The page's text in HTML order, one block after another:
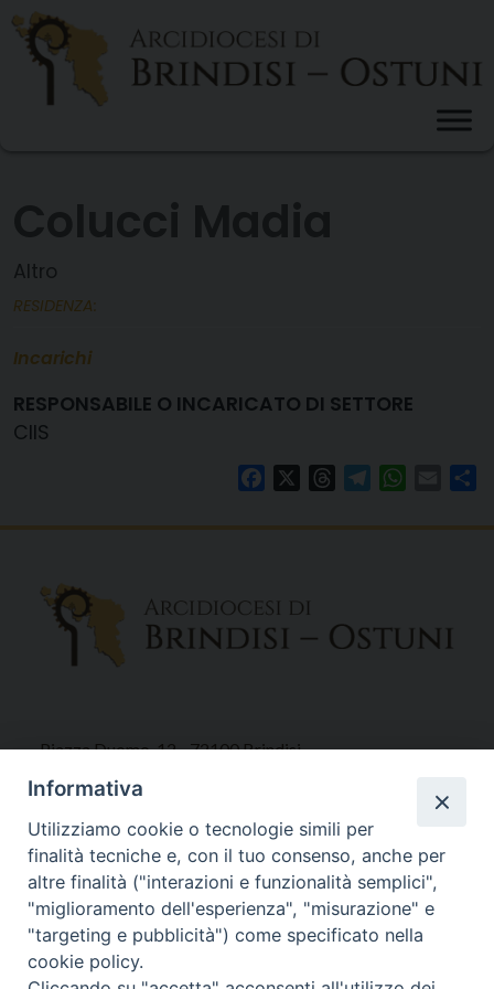
Skip
content
Altro
RESIDENZA:
Incarichi
RESPONSABILE O INCARICATO DI SETTORE
CIIS
FacebookThreadsTelegram Email
Piazza Duomo, 12 - 72100 Brindisi
Tel 0831.521958
Fax 0831.528315
Orari Curia
Mar. / Mer. / Giov. ore 9 - 13
nei mesi estivi solo Martedì ore 9 - 13
Informativa
Utilizziamo cookie o tecnologie simili per
finalità tecniche e, con il tuo consenso, anche per
altre finalità ("interazioni e funzionalità semplici",
"miglioramento dell'esperienza", "misurazione" e
"targeting e pubblicità") come specificato nella
cookie policy.